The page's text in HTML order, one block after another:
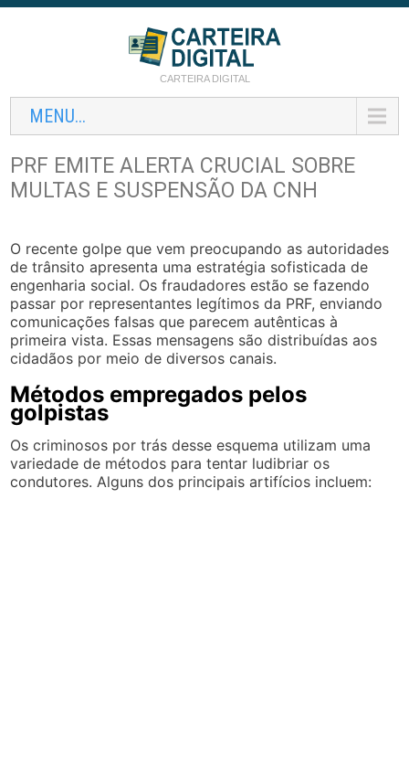
CARTEIRA DIGITAL
MENU...
PRF EMITE ALERTA CRUCIAL SOBRE
MULTAS E SUSPENSÃO DA CNH
O recente golpe que vem preocupando as autoridades
de trânsito apresenta uma estratégia sofisticada de
engenharia social. Os fraudadores estão se fazendo
passar por representantes legítimos da PRF, enviando
comunicações falsas que parecem autênticas à
primeira vista. Essas mensagens são distribuídas aos
cidadãos por meio de diversos canais.
Métodos empregados pelos
golpistas
Os criminosos por trás desse esquema utilizam uma
variedade de métodos para tentar ludibriar os
condutores. Alguns dos principais artifícios incluem: